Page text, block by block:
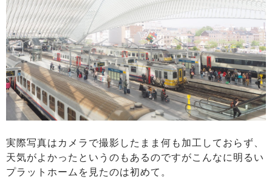
実際写真はカメラで撮影したまま何も加工しておらず、
天気がよかったというのもあるのですがこんなに明るい
プラットホームを見たのは初めて。